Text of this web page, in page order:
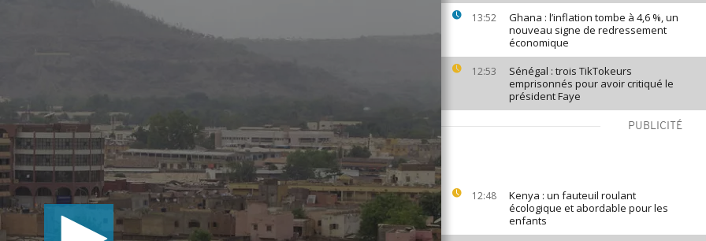
13:52
Ghana : l’inflation tombe à 4,6 %, un
nouveau signe de redressement
économique
12:53
Sénégal : trois TikTokeurs
emprisonnés pour avoir critiqué le
président Faye
PUBLICITÉ
12:48
Kenya : un fauteuil roulant
écologique et abordable pour les
enfants